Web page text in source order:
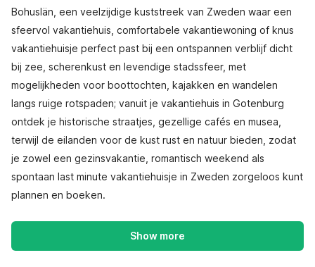
Bohuslän, een veelzijdige kuststreek van Zweden waar een
sfeervol vakantiehuis, comfortabele vakantiewoning of knus
vakantiehuisje perfect past bij een ontspannen verblijf dicht
bij zee, scherenkust en levendige stadssfeer, met
mogelijkheden voor boottochten, kajakken en wandelen
langs ruige rotspaden; vanuit je vakantiehuis in Gotenburg
ontdek je historische straatjes, gezellige cafés en musea,
terwijl de eilanden voor de kust rust en natuur bieden, zodat
je zowel een gezinsvakantie, romantisch weekend als
spontaan last minute vakantiehuisje in Zweden zorgeloos kunt
plannen en boeken.
Show more